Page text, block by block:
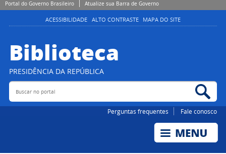
Portal do Governo Brasileiro Atualize sua Barra de Governo
ACESSIBILIDADE ALTO CONTRASTE MAPA DO SITE
Biblioteca
PRESIDÊNCIA DA REPÚBLICA
Buscar no portal
Perguntas frequentes Fale conosco